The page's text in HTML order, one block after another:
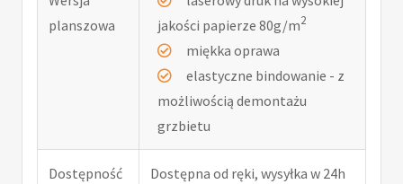
planszowa
jakości papierze 80g/m2
miękka oprawa
elastyczne bindowanie - z
możliwością demontażu
grzbietu
Dostępność Dostępna od ręki, wysyłka w 24h